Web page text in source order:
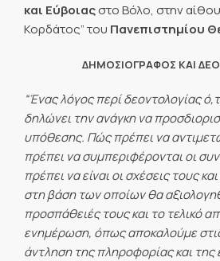
και Εύβοιαςστο Βόλο, στην
Κορδάτος” του Πανεπιστημίου
ΔΗΜΟΣΙΟΓΡΑΦΟΣ ΚΑΙ
“Ένας λόγος περί δεοντολογίας
δηλώνει την ανάγκη να
υπόθεσης. Πώς πρέπει να
πρέπει να συμπεριφέρονται οι
πρέπει να είναι οι σχέσεις τους
στη βάση των οποίων θα
προσπάθειές τους και το τελικό
ενημέρωση, όπως αποκαλούμε
άντληση της πληροφορίας και της